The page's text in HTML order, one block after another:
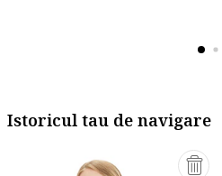
Istoricul tau de navigare